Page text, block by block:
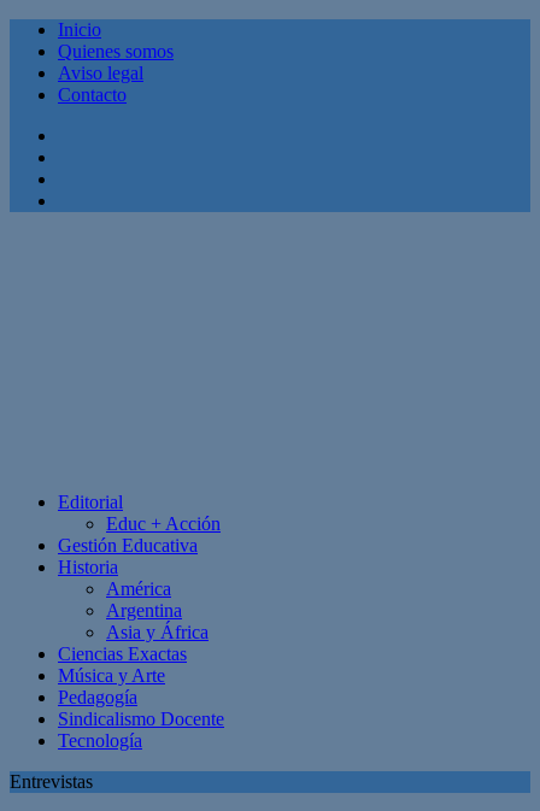
Inicio
Quienes somos
Aviso legal
Contacto
Editorial
Educ + Acción
Gestión Educativa
Historia
América
Argentina
Asia y África
Ciencias Exactas
Música y Arte
Pedagogía
Sindicalismo Docente
Tecnología
Entrevistas